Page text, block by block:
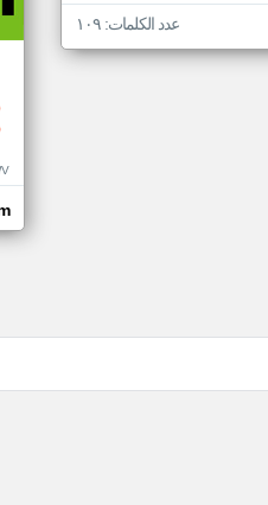
عدد الكلمات: ١٠٩